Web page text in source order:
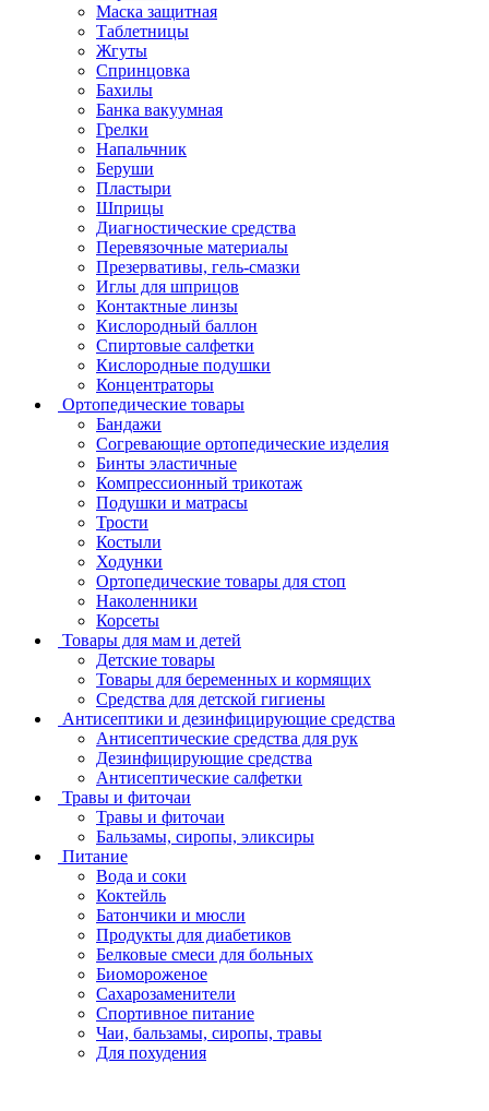
Маска защитная
Таблетницы
Жгуты
Спринцовка
Бахилы
Банка вакуумная
Грелки
Напальчник
Беруши
Пластыри
Шприцы
Диагностические средства
Перевязочные материалы
Презервативы, гель-смазки
Иглы для шприцов
Контактные линзы
Кислородный баллон
Спиртовые салфетки
Кислородные подушки
Концентраторы
Ортопедические товары
Бандажи
Согревающие ортопедические изделия
Бинты эластичные
Компрессионный трикотаж
Подушки и матрасы
Трости
Костыли
Ходунки
Ортопедические товары для стоп
Наколенники
Корсеты
Товары для мам и детей
Детские товары
Товары для беременных и кормящих
Средства для детской гигиены
Антисептики и дезинфицирующие средства
Антисептические средства для рук
Дезинфицирующие средства
Антисептические салфетки
Травы и фиточаи
Травы и фиточаи
Бальзамы, сиропы, эликсиры
Питание
Вода и соки
Коктейль
Батончики и мюсли
Продукты для диабетиков
Белковые смеси для больных
Биомороженое
Сахарозаменители
Спортивное питание
Чаи, бальзамы, сиропы, травы
Для похудения